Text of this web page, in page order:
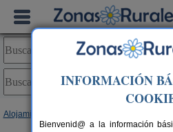
Alojamientos
INFORMACIÓN
Bienvenid@ a la información